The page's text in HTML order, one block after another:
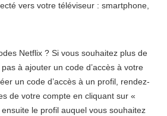
vers votre téléviseur : smartphone,
Netflix ? Si vous souhaitez plus de
à ajouter un code d’accès à votre
un code d’accès à un profil, rendez-
de votre compte en cliquant sur «
le profil auquel vous souhaitez